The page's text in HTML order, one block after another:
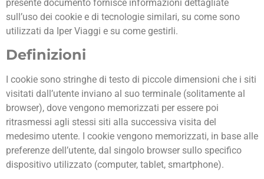
presente documento fornisce informazioni dettagliate
sull’uso dei cookie e di tecnologie similari, su come sono
utilizzati da Iper Viaggi e su come gestirli.
Definizioni
I cookie sono stringhe di testo di piccole dimensioni che i siti
visitati dall’utente inviano al suo terminale (solitamente al
browser), dove vengono memorizzati per essere poi
ritrasmessi agli stessi siti alla successiva visita del
medesimo utente. I cookie vengono memorizzati, in base alle
preferenze dell’utente, dal singolo browser sullo specifico
dispositivo utilizzato (computer, tablet, smartphone).